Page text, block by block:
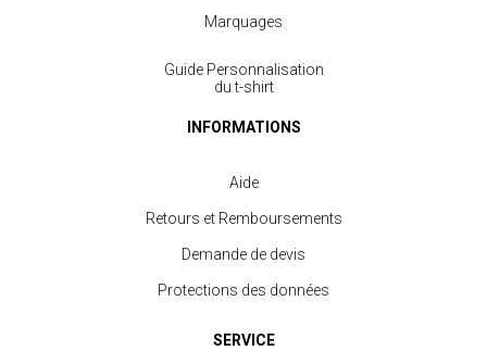
Marquages
Guide Personnalisation
du t-shirt
INFORMATIONS
Aide
Retours et Remboursements
Demande de devis
Protections des données
SERVICE